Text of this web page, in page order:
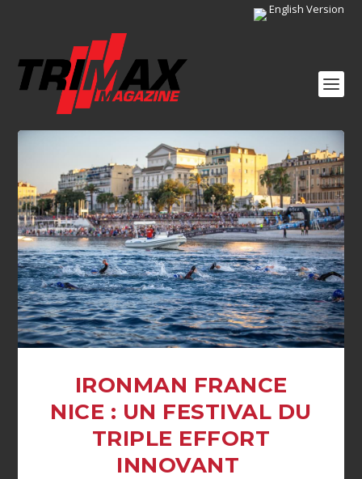
English Version
IRONMAN FRANCE
NICE : UN FESTIVAL DU
TRIPLE EFFORT
INNOVANT